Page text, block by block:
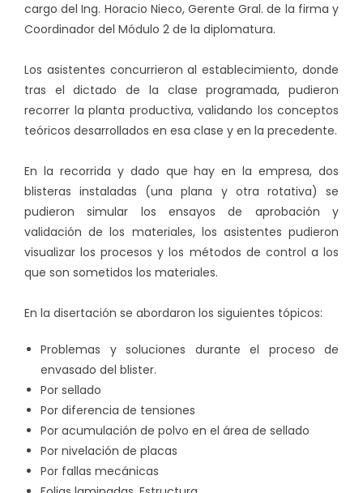
cargo del Ing. Horacio Nieco, Gerente Gral. de la firma y
Coordinador del Módulo 2 de la diplomatura.
Los asistentes concurrieron al establecimiento, donde
tras el dictado de la clase programada, pudieron
recorrer la planta productiva, validando los conceptos
teóricos desarrollados en esa clase y en la precedente.
En la recorrida y dado que hay en la empresa, dos
blisteras instaladas (una plana y otra rotativa) se
pudieron simular los ensayos de aprobación y
validación de los materiales, los asistentes pudieron
visualizar los procesos y los métodos de control a los
que son sometidos los materiales.
En la disertación se abordaron los siguientes tópicos:
Problemas y soluciones durante el proceso de
envasado del blister.
Por sellado
Por diferencia de tensiones
Por acumulación de polvo en el área de sellado
Por nivelación de placas
Por fallas mecánicas